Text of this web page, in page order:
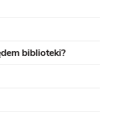
biblioteki?